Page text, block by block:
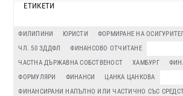
ЕТИКЕТИ
ФИЛИПИНИ ЮРИСТИ
ФОРМИРАНЕ НА
ЧЛ. 50 ЗДДФЛ
ФИНАНСОВО ОТЧИТАНЕ
ЧАСТНА ДЪРЖАВНА СОБСТВЕНОСТ
ХАМБУРГ
ФОРМУЛЯРИ
ФИНАНСИ
ЦАНКА ЦАНКОВА
ФИНАНСИРАНИ НАПЪЛНО ИЛИ ЧАСТИЧНО СЪС